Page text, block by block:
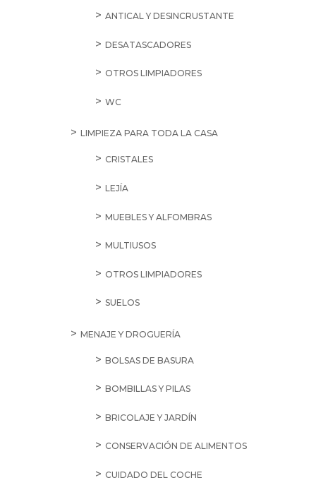
ANTICAL Y DESINCRUSTANTE
DESATASCADORES
OTROS LIMPIADORES
WC
LIMPIEZA PARA TODA LA CASA
CRISTALES
LEJÍA
MUEBLES Y ALFOMBRAS
MULTIUSOS
OTROS LIMPIADORES
SUELOS
MENAJE Y DROGUERÍA
BOLSAS DE BASURA
BOMBILLAS Y PILAS
BRICOLAJE Y JARDÍN
CONSERVACIÓN DE ALIMENTOS
CUIDADO DEL COCHE